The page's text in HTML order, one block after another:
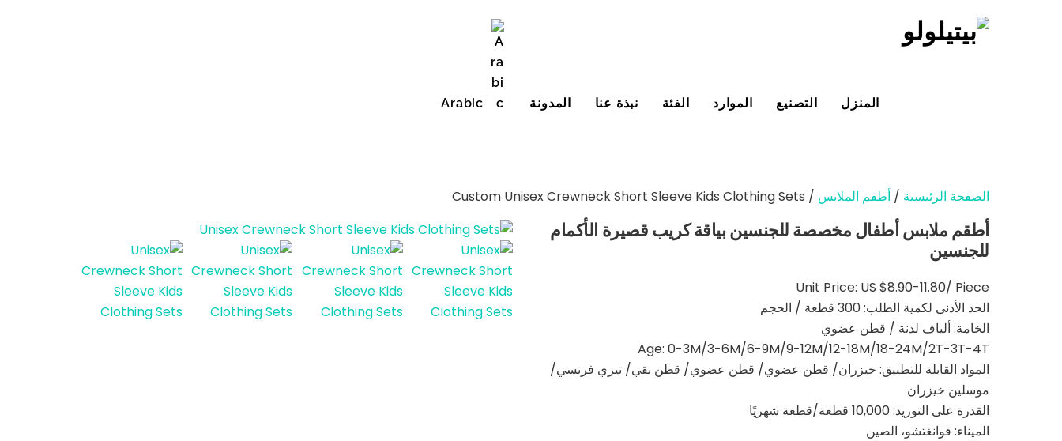
المنزل التصنيع الموارد الفئة نبذة عنا المدونة Arabic
الصفحة الرئيسية / أطقم الملابس / Custom Unisex Crewneck Short Sleeve Kids Clothing Sets
أطقم ملابس أطفال مخصصة للجنسين بياقة كريب قصيرة الأكمام
للجنسين
Unit Price: US $8.90-11.80/ Piece
الحد الأدنى لكمية الطلب: 300 قطعة / الحجم
الخامة: ألياف لدنة / قطن عضوي
Age: 0-3M/3-6M/6-9M/9-12M/12-18M/18-24M/2T-3T-4T
المواد القابلة للتطبيق: خيزران/ قطن عضوي/ قطن عضوي/ قطن نقي/ تيري فرنسي/
موسلين خيزران
القدرة على التوريد: 10,000 قطعة/قطعة شهريًا
الميناء: قوانغتشو، الصين